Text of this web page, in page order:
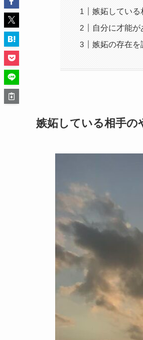
嫉妬している
自分に才能
嫉妬の存在を
嫉妬している相手の